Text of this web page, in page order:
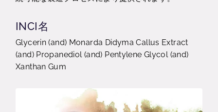
INCI名
Glycerin (and) Monarda Didyma Callus Extract
(and) Propanediol (and) Pentylene Glycol (and)
Xanthan Gum